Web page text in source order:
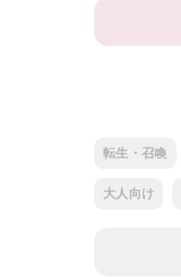
転生・召喚
大人向け